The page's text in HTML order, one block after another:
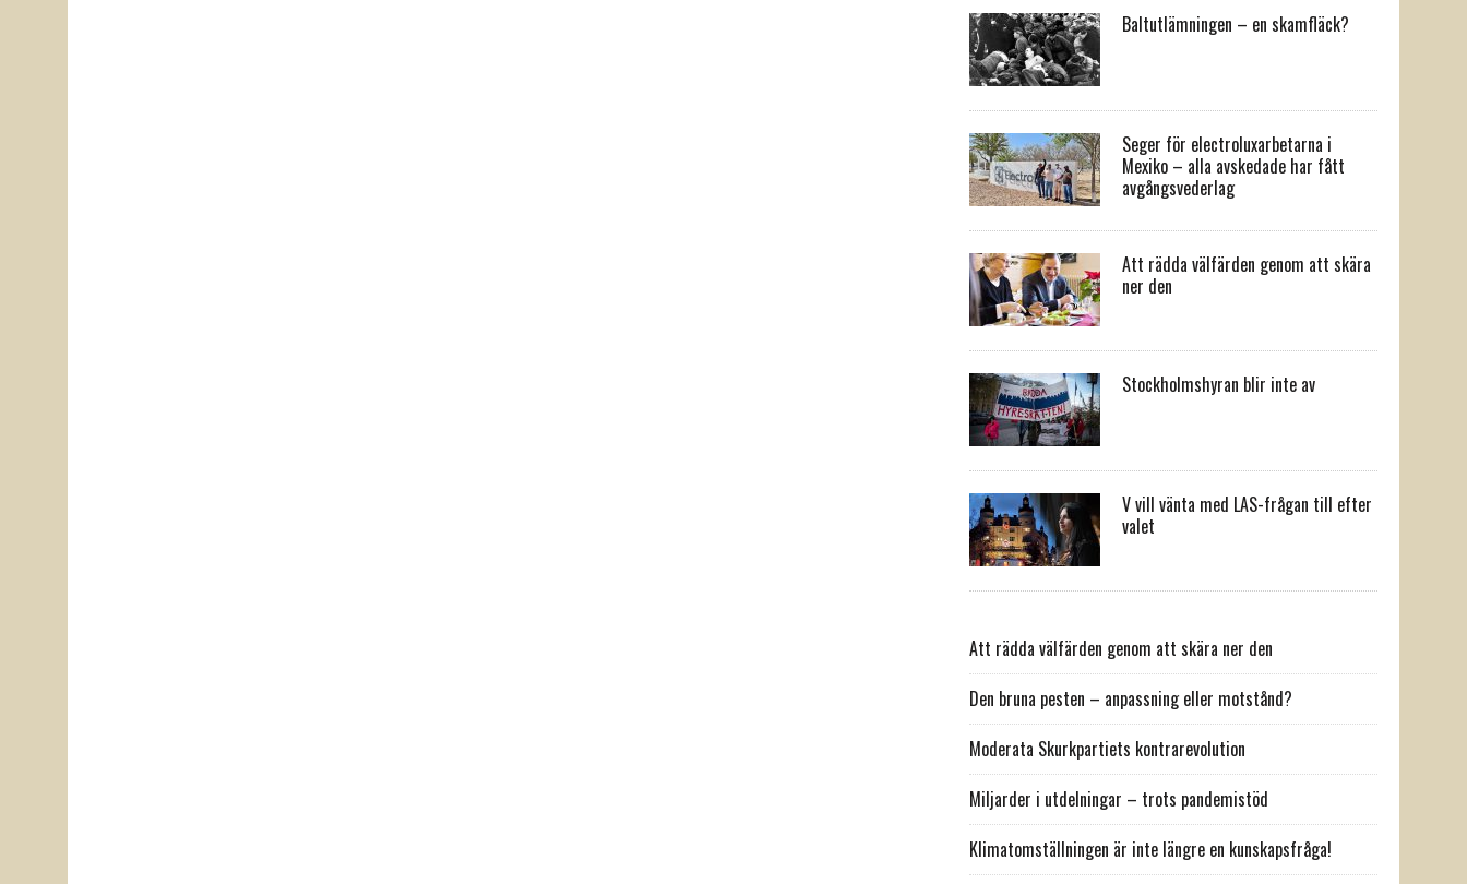
Baltutlämningen – en skamfläck?
Seger för electroluxarbetarna i
Mexiko – alla avskedade har fått
avgångsvederlag
Att rädda välfärden genom att skära
ner den
Stockholmshyran blir inte av
V vill vänta med LAS-frågan till efter
valet
Att rädda välfärden genom att skära ner den
Den bruna pesten – anpassning eller motstånd?
Moderata Skurkpartiets kontrarevolution
Miljarder i utdelningar – trots pandemistöd
Klimatomställningen är inte längre en kunskapsfråga!